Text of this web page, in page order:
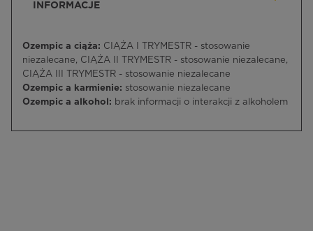
INFORMACJE
Ozempic a ciąża: CIĄŻA I TRYMESTR - stosowanie
niezalecane, CIĄŻA II TRYMESTR - stosowanie niezalecane,
CIĄŻA III TRYMESTR - stosowanie niezalecane
Ozempic a karmienie: stosowanie niezalecane
Ozempic a alkohol: brak informacji o interakcji z alkoholem